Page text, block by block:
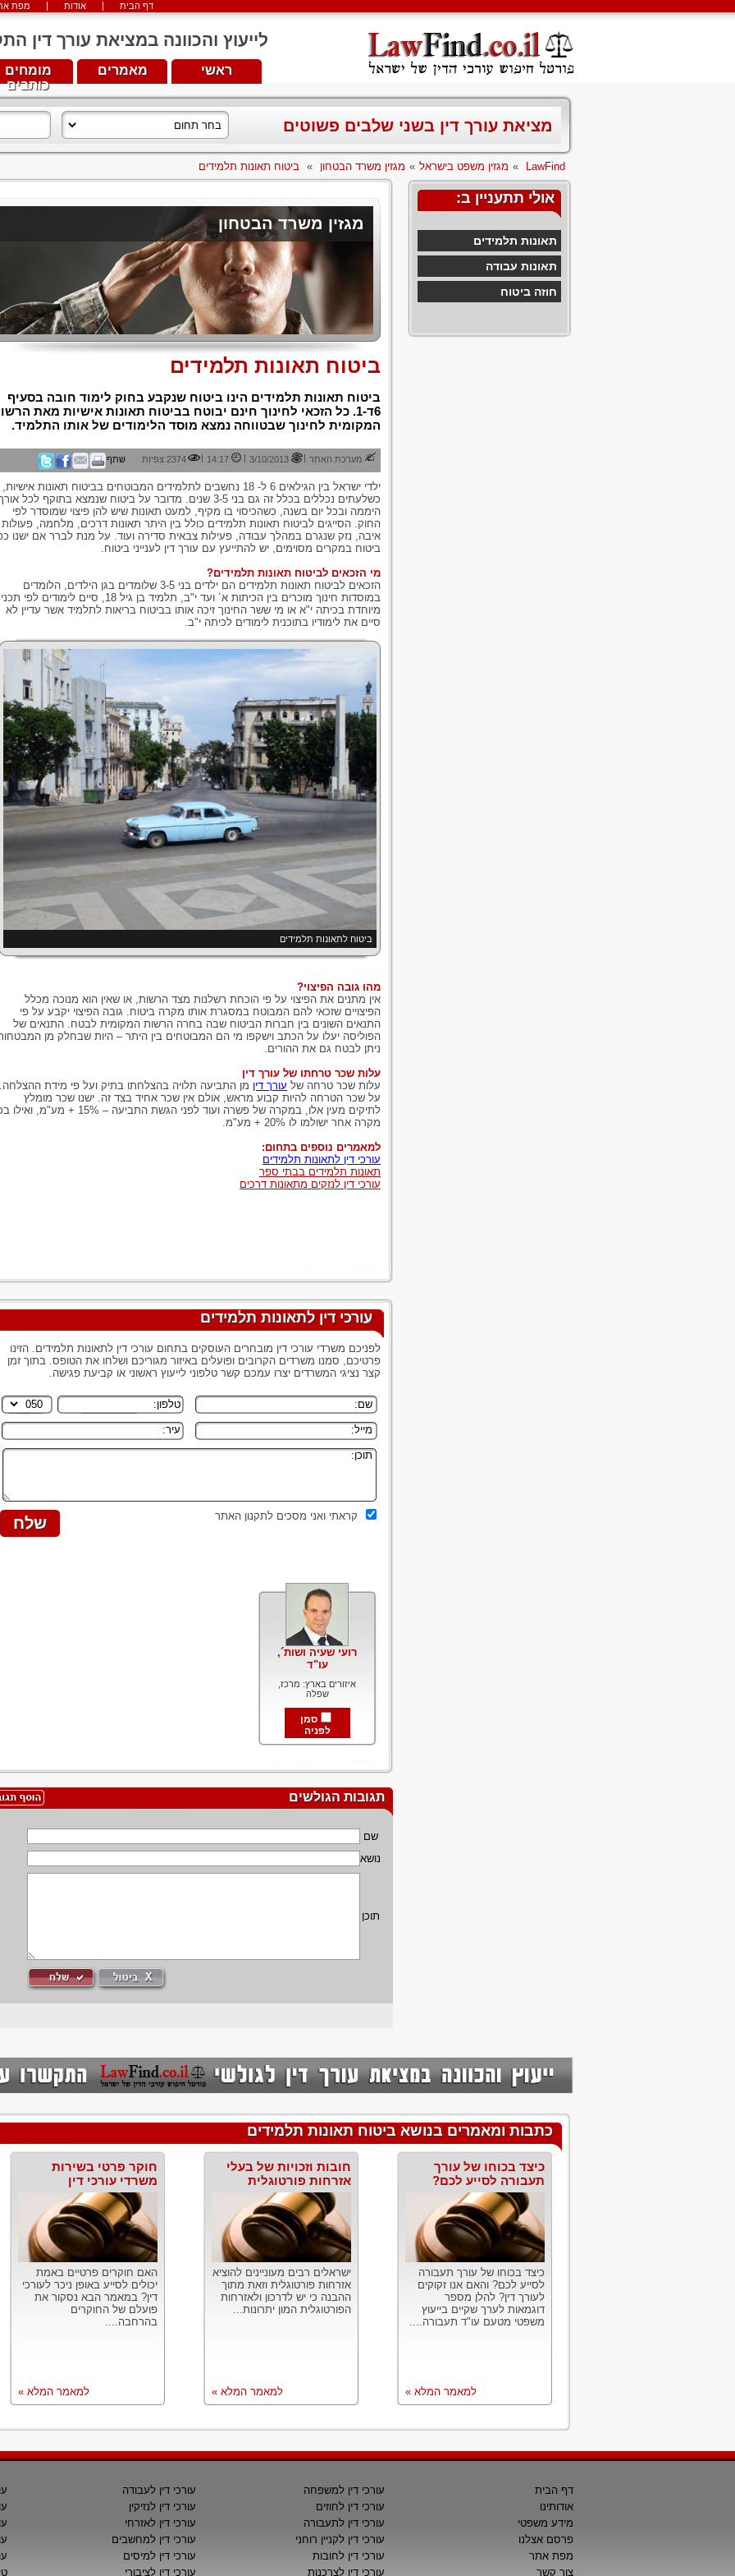
מפת אודות דף הבית
לייעוץ והכוונה במציאת עורך דין התקשרו
מומחים
כותבים
מאמרים ראשי
מציאת עורך דין בשני שלבים פשוטים
LawFind
» מגזין משפט בישראל » מגזין משרד הבטחון » ביטוח תאונות תלמידים
אולי תתעניין ב:
תאונות תלמידים
תאונות עבודה
חוזה ביטוח
מגזין משרד הבטחון
ביטוח תאונות תלמידים
ביטוח תאונות תלמידים הינו ביטוח שנקבע בחוק לימוד חובה בסעיף
6ד-1. כל הזכאי לחינוך חינם יבוטח בביטוח תאונות אישיות מאת
המקומית לחינוך שבטווחה נמצא מוסד הלימודים של אותו התלמיד.
מערכת האתר |
3/10/2013
|
14:17
| 2374 צפיות שתף
ילדי ישראל בין הגילאים 6 ל- 18 נחשבים לתלמידים המבוטחים בביטוח תאונות אישיות,
כשלעתים נכללים בכלל זה גם בני 3-5 שנים. מדובר על ביטוח שנמצא בתוקף לכל
היממה ובכל יום בשנה, כשהכיסוי בו מקיף, למעט תאונות שיש להן פיצוי שמוסדר לפי
החוק. הסייגים לביטוח תאונות תלמידים כולל בין היתר תאונות דרכים, מלחמה, פעולות
איבה, נזק שנגרם במהלך עבודה, פעילות צבאית סדירה ועוד. על מנת לברר אם ישנו
ביטוח במקרים מסוימים, יש להתייעץ עם עורך דין לענייני ביטוח.
מי הזכאים לביטוח תאונות תלמידים?
הזכאים לביטוח תאונות תלמידים הם ילדים בני 3-5 שלומדים בגן הילדים, הלומדים
במוסדות חינוך מוכרים בין הכיתות א´ ועד י"ב, תלמיד בן גיל 18, סיים לימודים
מיוחדת בכיתה י"א או מי ששר החינוך זיכה אותו בביטוח בריאות לתלמיד אשר עדיין לא
סיים את לימודיו בתוכנית לימודים לכיתה י"ב.
ביטוח לתאונות תלמידים
מהו גובה הפיצוי?
אין מתנים את הפיצוי על פי הוכחת רשלנות מצד הרשות, או שאין הוא מנוכה מכלל
הפיצויים שזכאי להם המבוטח במסגרת אותו מקרה ביטוח. גובה הפיצוי יקבע על פי
התנאים השונים בין חברות הביטוח שבה בחרה הרשות המקומית לבטח. התנאים של
הפוליסה יעלו על הכתב וישקפו מי הם המבוטחים בין היתר – היות שבחלק מן
ניתן לבטח גם את ההורים.
עלות שכר טרחתו של עורך דין
עלות שכר טרחה של עורך דין מן התביעה תלויה בהצלחתו בתיק ועל פי מידת ההצלחה.
על שכר הטרחה להיות קבוע מראש, אולם אין שכר אחיד בצד זה. ישנו שכר מומלץ
לתיקים מעין אלו, במקרה של פשרה ועוד לפני הגשת התביעה – 15% + מע"מ,
מקרה אחר ישולמו לו 20% + מע"מ.
למאמרים נוספים בתחום:
עורכי דין לתאונות תלמידים
תאונות תלמידים בבתי ספר
עורכי דין לנזקים מתאונות דרכים
עורכי דין לתאונות תלמידים
לפניכם משרדי עורכי דין מובחרים העוסקים בתחום עורכי דין לתאונות תלמידים. הזינו
פרטיכם, סמנו משרדים הקרובים ופועלים באיזור מגוריכם ושלחו את הטופס. בתוך זמן
קצר נציגי המשרדים יצרו עמכם קשר טלפוני לייעוץ ראשוני או קביעת פגישה.
קראתי ואני מסכים לתקנון האתר
רועי שעיה ושות´,
עו"ד
איזורים בארץ: מרכז,
שפלה
סמן
לפניה
תגובות הגולשים
שם
נושא
תוכן
כתבות ומאמרים בנושא ביטוח תאונות תלמידים
כיצד בכוחו של עורך
תעבורה לסייע לכם?
כיצד בכוחו של עורך תעבורה
לסייע לכם? והאם אנו זקוקים
לעורך דין? להלן מספר
דוגמאות לערך שקיים בייעוץ
משפטי מטעם עו"ד תעבורה....
למאמר המלא »
חובות וזכויות של בעלי
אזרחות פורטוגלית
ישראלים רבים מעוניינים להוציא
אזרחות פורטוגלית וזאת מתוך
ההבנה כי יש לדרכון ולאזרחות
הפורטוגלית המון יתרונות...
למאמר המלא »
חוקר פרטי בשירות
משרדי עורכי דין
האם חוקרים פרטיים באמת
יכולים לסייע באופן ניכר לעורכי
דין? במאמר הבא נסקור את
פועלם של החוקרים
בהרחבה....
למאמר המלא »
דף הבית
אודותינו
מידע משפטי
פרסם אצלנו
מפת אתר
צור קשר
עורכי דין למשפחה
עורכי דין לחוזים
עורכי דין לתעבורה
עורכי דין לקניין רוחני
עורכי דין לחובות
עורכי דין לצרכנות
עורכי דין לעבודה
עורכי דין לנזיקין
עורכי דין לאזרחי
עורכי דין למחשבים
עורכי דין למיסים
עורכי דין לציבורי